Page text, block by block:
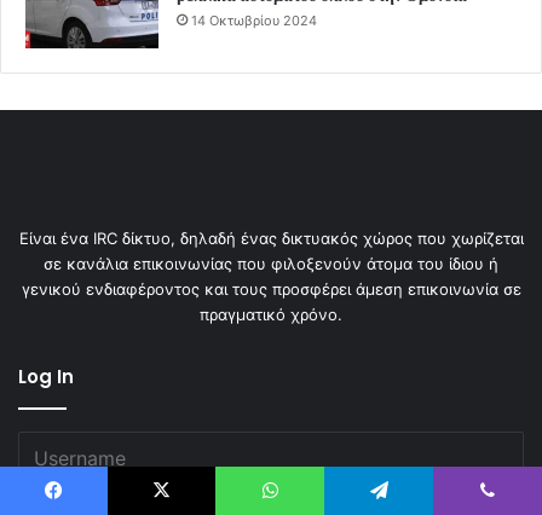
14 Οκτωβρίου 2024
Είναι ένα IRC δίκτυο, δηλαδή ένας δικτυακός χώρος που χωρίζεται
σε κανάλια επικοινωνίας που φιλοξενούν άτομα του ίδιου ή
γενικού ενδιαφέροντος και τους προσφέρει άμεση επικοινωνία σε
πραγματικό χρόνο.
Log In